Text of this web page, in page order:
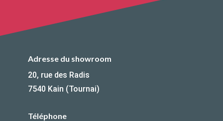
Adresse du showroom
20, rue des Radis
7540 Kain (Tournai)
Téléphone